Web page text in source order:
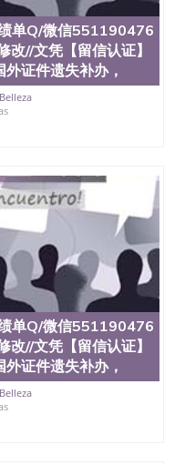
留服直接邮寄给客户
我们对海外大学及
料，尺寸大小，防伪
钢印LOGO烫金烫
文字图案浮雕，激光
伪）都有原版本文凭
群体的认可，同时和
与时俱进，及时掌握
关材料）的版本更
学历文凭的样版，尺
等，并在时间收集到
。 我们的优势： 我
较高性价比，通过品
释什么是高性价比。
Q/微
教育部认证,录取通
绩单文凭、改成绩、
成绩单、文凭、学历
制作、假制作、办
、文凭毕业证、毕业
使馆证明、使馆留学
历认证、文凭认证学
单Q/微信551190476
//文凭【留信认证】
证件遗失补办，
单Q/微信551190476
//文凭【留信认证】
证件遗失补办，